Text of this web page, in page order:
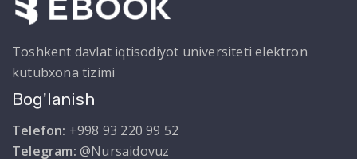
Toshkent davlat iqtisodiyot universiteti elektron
kutubxona tizimi
Bog'lanish
Telefon: +998 93 220 99 52
Telegram: @Nursaidovuz